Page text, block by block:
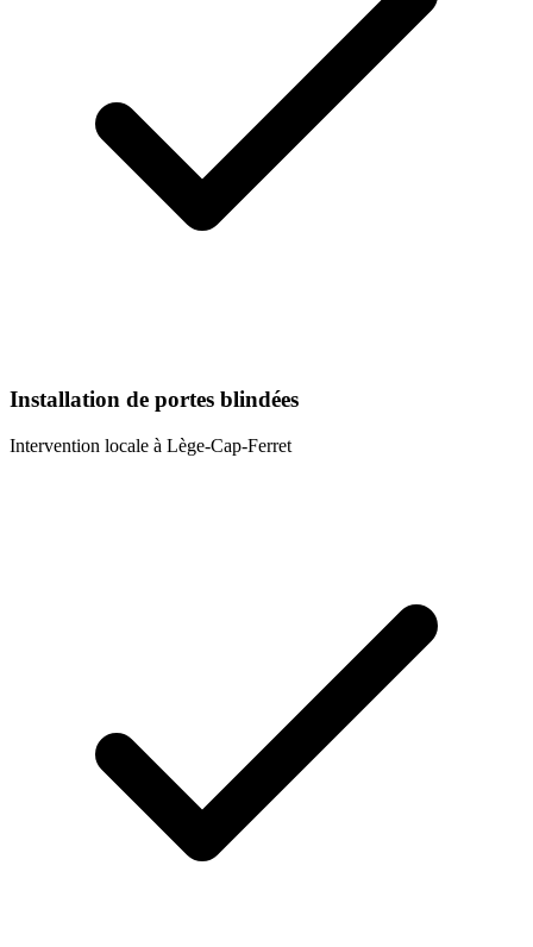
Installation de portes blindées
Intervention locale à Lège-Cap-Ferret